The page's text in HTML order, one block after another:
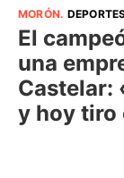
MORÓN.
El
una
Castelar:
y hoy tiro